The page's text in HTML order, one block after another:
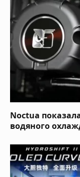
Noctua
водяного